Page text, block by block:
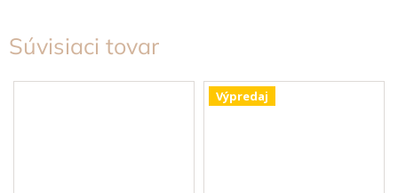
Súvisiaci tovar
Výpredaj